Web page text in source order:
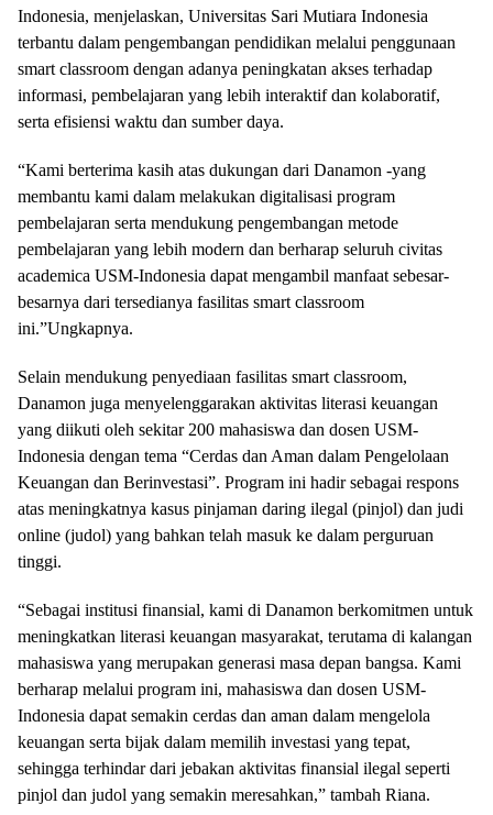
Indonesia, menjelaskan, Universitas Sari Mutiara Indonesia
terbantu dalam pengembangan pendidikan melalui penggunaan
smart classroom dengan adanya peningkatan akses terhadap
informasi, pembelajaran yang lebih interaktif dan kolaboratif,
serta efisiensi waktu dan sumber daya.
“Kami berterima kasih atas dukungan dari Danamon -yang
membantu kami dalam melakukan digitalisasi program
pembelajaran serta mendukung pengembangan metode
pembelajaran yang lebih modern dan berharap seluruh civitas
academica USM-Indonesia dapat mengambil manfaat sebesar-
besarnya dari tersedianya fasilitas smart classroom
ini.”Ungkapnya.
Selain mendukung penyediaan fasilitas smart classroom,
Danamon juga menyelenggarakan aktivitas literasi keuangan
yang diikuti oleh sekitar 200 mahasiswa dan dosen USM-
Indonesia dengan tema “Cerdas dan Aman dalam Pengelolaan
Keuangan dan Berinvestasi”. Program ini hadir sebagai respons
atas meningkatnya kasus pinjaman daring ilegal (pinjol) dan judi
online (judol) yang bahkan telah masuk ke dalam perguruan
tinggi.
“Sebagai institusi finansial, kami di Danamon berkomitmen untuk
meningkatkan literasi keuangan masyarakat, terutama di kalangan
mahasiswa yang merupakan generasi masa depan bangsa. Kami
berharap melalui program ini, mahasiswa dan dosen USM-
Indonesia dapat semakin cerdas dan aman dalam mengelola
keuangan serta bijak dalam memilih investasi yang tepat,
sehingga terhindar dari jebakan aktivitas finansial ilegal seperti
pinjol dan judol yang semakin meresahkan,” tambah Riana.